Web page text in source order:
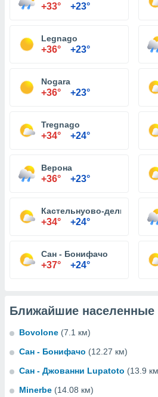
+33° +23°
Legnago
+36° +23°
Nogara
+36° +23°
Tregnago
+34° +24°
Верона
+36° +23°
Кастельнуово-дель-Гарда
+34° +24°
Сан - Бонифачо
+37° +24°
Ближайшие населенные
Bovolone (7.1 км)
Сан - Бонифачо (12.27 км)
Сан - Джованни Lupatoto (13.9
Minerbe (14.08 км)